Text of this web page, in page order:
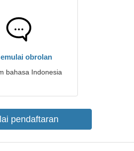
obrolan
bahasa Indonesia
pendaftaran